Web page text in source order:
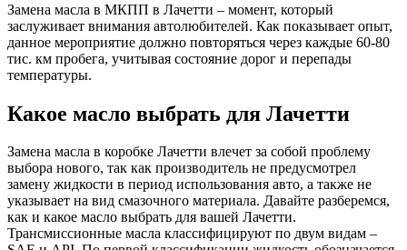
Замена масла в МКПП в Лачетти – момент, который
заслуживает внимания автолюбителей. Как показывает опыт,
данное мероприятие должно повторяться через каждые 60-80
тис. км пробега, учитывая состояние дорог и перепады
температуры.
Какое масло выбрать для Лачетти
Замена масла в коробке Лачетти влечет за собой проблему
выбора нового, так как производитель не предусмотрел
замену жидкости в период использования авто, а также не
указывает на вид смазочного материала. Давайте разберемся,
как и какое масло выбрать для вашей Лачетти.
Трансмиссионные масла классифицируют по двум видам –